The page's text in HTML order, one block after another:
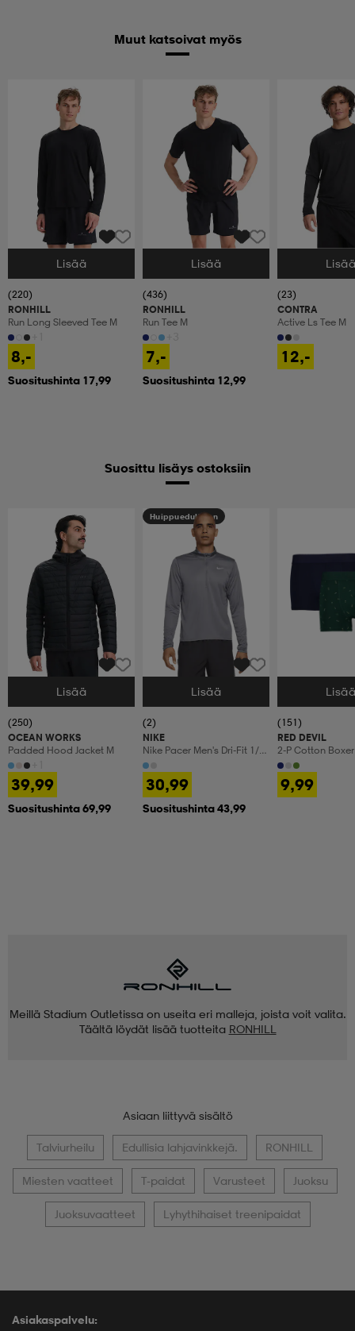
Muut katsoivat myös
Valitse Koko
Lisää
(220)
RONHILL
Run Long Sleeved Tee M
8,-
Suositushinta 17,99
Valitse Koko
Lisää
(436)
RONHILL
Run Tee M
7,-
Suositushinta 12,99
Valitse Koko
(23)
CONTRA
Active Ls Tee M
12,-
Suosittu lisäys ostoksiin
Valitse Koko
Lisää
(250)
OCEAN WORKS
Padded Hood Jacket M
39,99
Suositushinta 69,99
Huippuedullinen
Valitse Koko
Lisää
(2)
NIKE
Nike Pacer Men's Dri-Fit 1/2-
Zip Ru
30,99
Suositushinta 43,99
Valitse Koko
(151)
RED DEVIL
2-P Cotton
9,99
Meillä Stadium Outletissa on useita eri malleja, joista voit valita.
Täältä löydät lisää tuotteita RONHILL
Asiaan liittyvä sisältö
Talviurheilu Edullisia lahjavinkkejä. RONHILL
Miesten vaatteet T-paidat Varusteet Juoksu
Juoksuvaatteet Lyhythihaiset treenipaidat
Asiakaspalvelu: